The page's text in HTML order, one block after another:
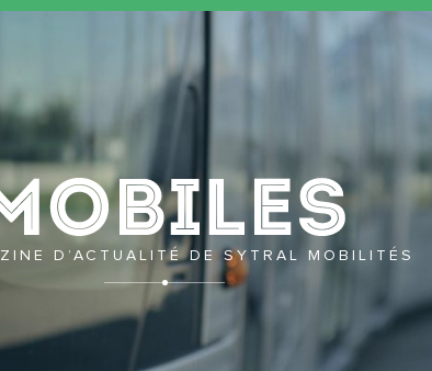
Mobiles
D’ACTUALITÉ DE SYTRAL MOBILITÉS